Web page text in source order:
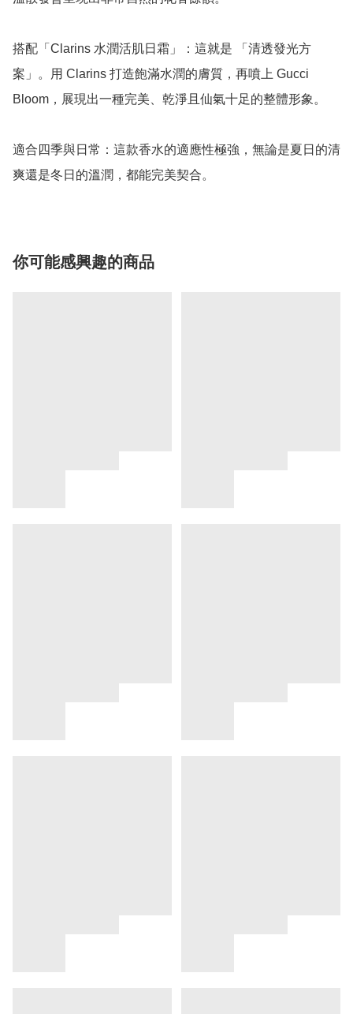
搭配「Clarins 水潤活肌日霜」：這就是 「清透發光方
案」。用 Clarins 打造飽滿水潤的膚質，再噴上 Gucci
Bloom，展現出一種完美、乾淨且仙氣十足的整體形象。
適合四季與日常：這款香水的適應性極強，無論是夏日的清
爽還是冬日的溫潤，都能完美契合。
你可能感興趣的商品